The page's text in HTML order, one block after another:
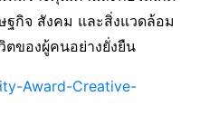
ฐกิจ สังคม และสิ่งแวดล้อม
ของผู้คนอย่างยั่งยืน